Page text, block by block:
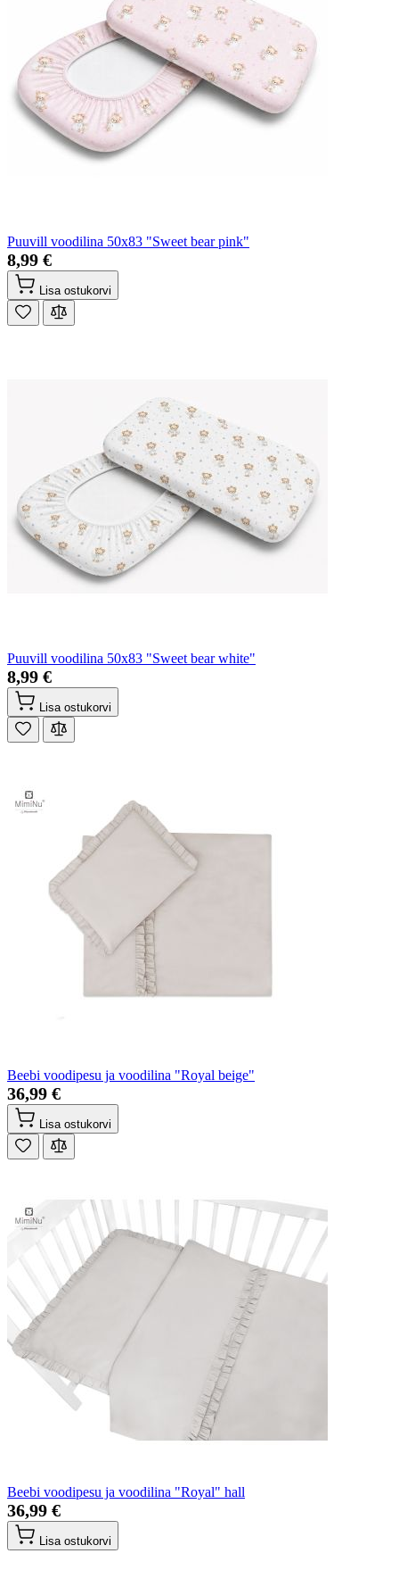
Puuvill voodilina 50x83 "Sweet bear pink"
8,99 €
Lisa ostukorvi
Puuvill voodilina 50x83 "Sweet bear white"
8,99 €
Lisa ostukorvi
Beebi voodipesu ja voodilina "Royal beige"
36,99 €
Lisa ostukorvi
Beebi voodipesu ja voodilina "Royal" hall
36,99 €
Lisa ostukorvi